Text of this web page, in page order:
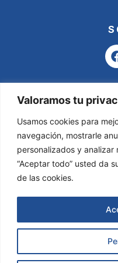
Valoramos tu
Usamos cookies para
navegación, mostrarle
personalizados y
“Aceptar todo” usted da
de las cookies.
Asesoría
los derechos